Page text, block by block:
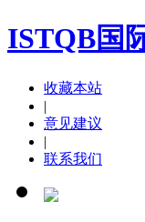
ISTQB国
收藏本站
|
意见建议
|
联系我们